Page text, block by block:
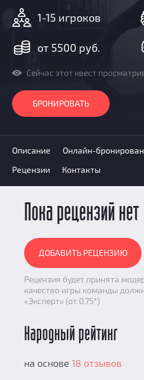
Новости
Партнерам
1-15 игроков
от 5500 руб.
Сейчас этот квест
БРОНИРОВАТЬ
Описание Онлайн-
Рецензии Контакты
Пока рецензий нет
ДОБАВИТЬ РЕЦЕНЗИЮ
Рецензия будет принята
качество игры команды
«Эксперт» (от 0,75*)
Народный рейтинг
на основе 18 отзывов